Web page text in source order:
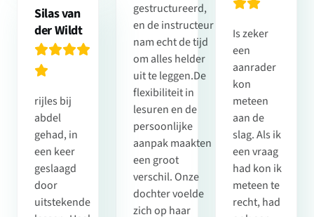
gestructureerd,
en de instructeur
nam echt de tijd
om alles helder
uit te leggen.De
flexibiliteit in
lesuren en de
persoonlijke
aanpak maakten
een groot
verschil. Onze
dochter voelde
zich op haar
Is zeker
een
aanrader
kon
meteen
aan de
slag. Als ik
een vraag
had kon ik
meteen te
recht, had
Silas van
der Wildt
rijles bij
abdel
gehad, in
een keer
geslaagd
door
uitstekende